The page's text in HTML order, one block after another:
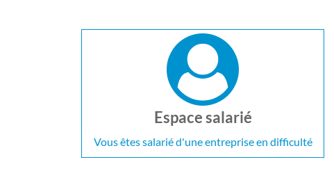
Espace salarié
Vous êtes salarié d'une entreprise en difficulté